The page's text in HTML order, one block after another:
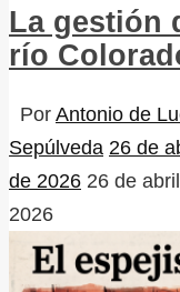
La gestión
río
Por Antonio de
Sepúlveda 26 de
de 2026 26 de
2026